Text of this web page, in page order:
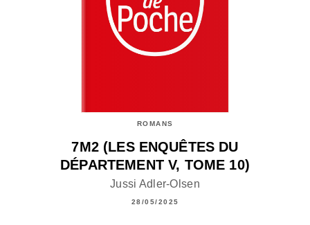
ROMANS
7M2 (LES ENQUÊTES DU
DÉPARTEMENT V, TOME 10)
Jussi Adler-Olsen
28/05/2025